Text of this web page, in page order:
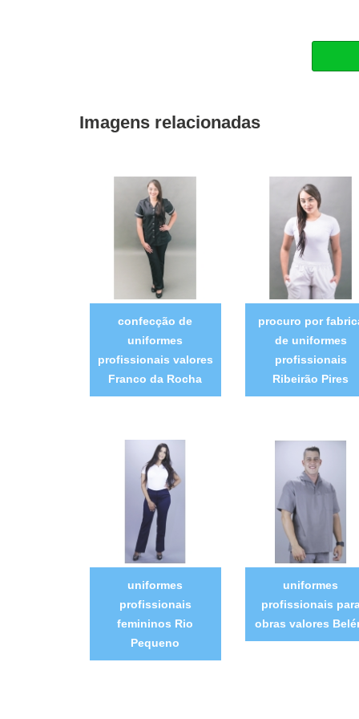
Imagens relacionadas
confecção de
uniformes
profissionais valores
Franco da Rocha
procuro por
de uniformes
profissionais
Ribeirão Pires
uniformes
profissionais
femininos Rio
Pequeno
uniformes
profissionais
obras valores